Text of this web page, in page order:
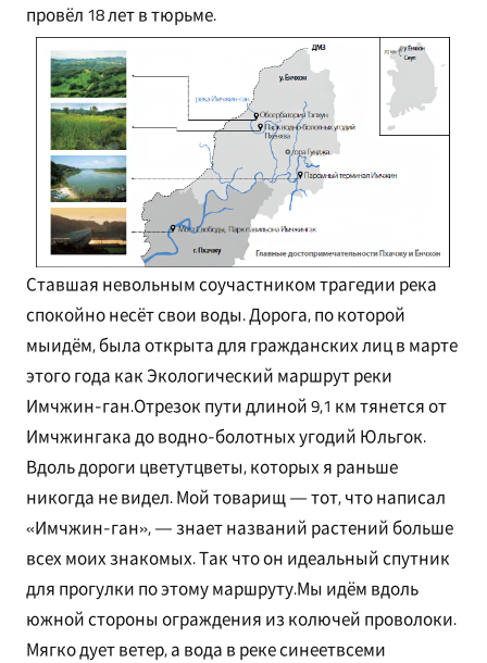
провёл 18 лет в тюрьме.
Ставшая невольным соучастником трагедии река
спокойно несёт свои воды. Дорога, по которой
мыидём, была открыта для гражданских лиц в марте
этого года как Экологический маршрут реки
Имчжин-ган.Отрезок пути длиной 9,1 км тянется от
Имчжингака до водно-болотных угодий Юльгок.
Вдоль дороги цветутцветы, которых я раньше
никогда не видел. Мой товарищ — тот, что написал
«Имчжин-ган», — знает названий растений больше
всех моих знакомых. Так что он идеальный спутник
для прогулки по этому маршруту.Мы идём вдоль
южной стороны ограждения из колючей проволоки.
Мягко дует ветер, а вода в реке синеетвсеми